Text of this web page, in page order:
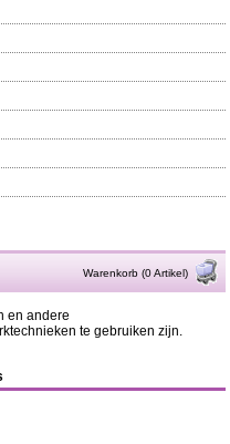
Warenkorb (0 Artikel)
en andere
te gebruiken zijn.